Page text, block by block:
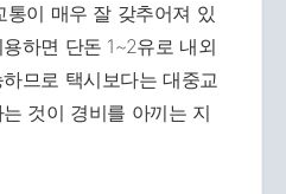
통이 매우 잘 갖추어져 있
하면 단돈 1~2유로 내외
므로 택시보다는 대중교
것이 경비를 아끼는 지